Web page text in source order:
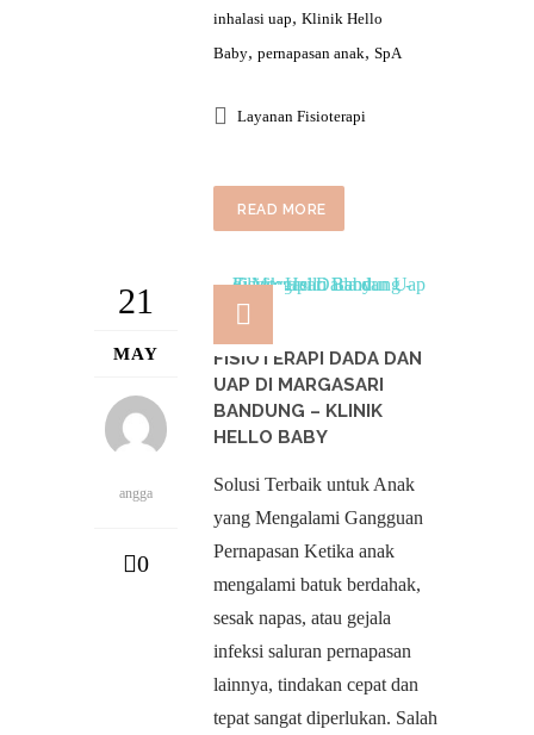
inhalasi uap, Klinik Hello
Baby, pernapasan anak, SpA
Layanan Fisioterapi
READ MORE
21
MAY
angga
0
FISIOTERAPI DADA DAN
UAP DI MARGASARI
BANDUNG – KLINIK
HELLO BABY
Solusi Terbaik untuk Anak
yang Mengalami Gangguan
Pernapasan Ketika anak
mengalami batuk berdahak,
sesak napas, atau gejala
infeksi saluran pernapasan
lainnya, tindakan cepat dan
tepat sangat diperlukan. Salah